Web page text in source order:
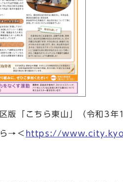
版「こちら東山」（令和3
→＜ https://